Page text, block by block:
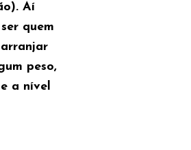
Aí
quem
peso,
a nível